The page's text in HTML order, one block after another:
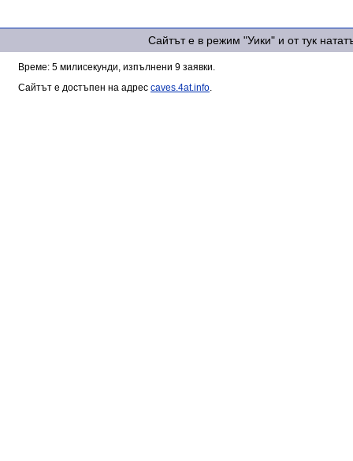
Сайтът е в режим "Уики" и от тук
Време: 5 милисекунди, изпълнени 9 заявки.
Сайтът е достъпен на адрес caves.4at.info.